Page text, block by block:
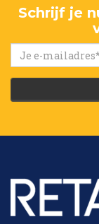
Schrijf je